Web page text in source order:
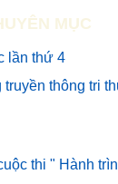
MỤC
lần thứ 4
thông tri
thi " Hành